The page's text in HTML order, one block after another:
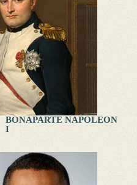
BONAPARTE NAPOLEON
I